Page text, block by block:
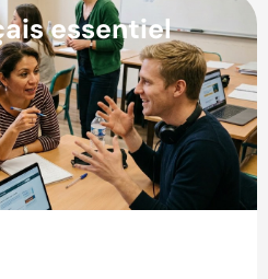
essentiel